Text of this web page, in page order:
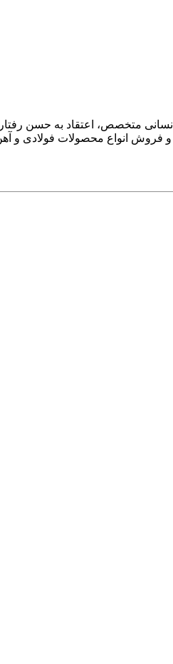
نیروی انسانی متخصص، اعتقاد به
و فروش انواع محصولات فولادی